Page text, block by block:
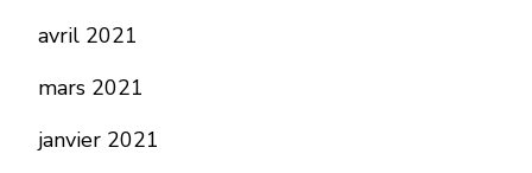
avril 2021
mars 2021
janvier 2021